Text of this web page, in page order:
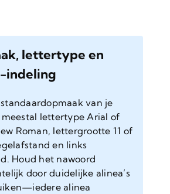
lettertype en
indeling
van je
lettertype Arial of
Roman, lettergrootte 11 of
en links
Houd het nawoord
door duidelijke alinea’s
alinea